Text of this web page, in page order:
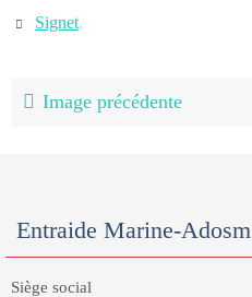
Signet.
Image précédente
Entraide Marine-Adosm
Siège social